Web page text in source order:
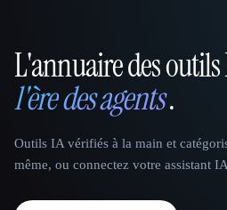
That AI Collection
L'annuaire des
l'ère des agents.
Outils IA vérifiés à la main et
même, ou connectez votre assistant